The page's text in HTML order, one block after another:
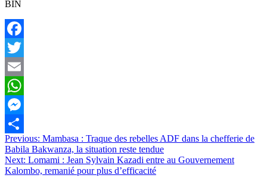
BIN
Facebook
Twitter
Email
WhatsApp
Messenger
Partager
Navigation
de
l’article
Previous: Mambasa : Traque des rebelles ADF dans la chefferie de
Babila Bakwanza, la situation reste tendue
Next: Lomami : Jean Sylvain Kazadi entre au Gouvernement
Kalombo, remanié pour plus d’efficacité